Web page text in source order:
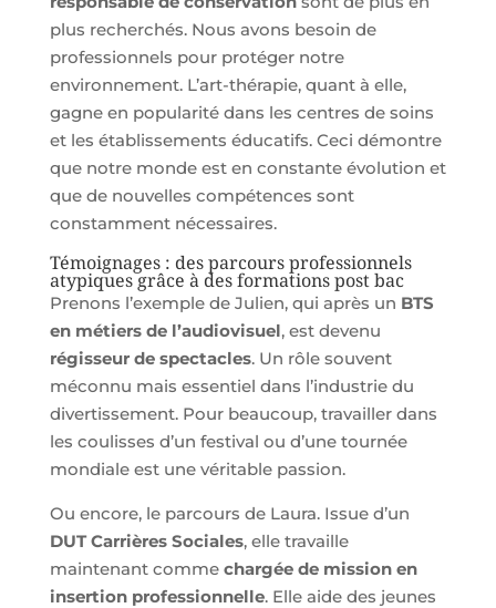
plus recherchés. Nous avons besoin de
professionnels pour protéger notre
environnement. L’art-thérapie, quant à elle,
gagne en popularité dans les centres de soins
et les établissements éducatifs. Ceci démontre
que notre monde est en constante évolution et
que de nouvelles compétences sont
constamment nécessaires.
Témoignages : des parcours professionnels
atypiques grâce à des formations post bac
Prenons l’exemple de Julien, qui après un BTS
en métiers de l’audiovisuel, est devenu
régisseur de spectacles. Un rôle souvent
méconnu mais essentiel dans l’industrie du
divertissement. Pour beaucoup, travailler dans
les coulisses d’un festival ou d’une tournée
mondiale est une véritable passion.
Ou encore, le parcours de Laura. Issue d’un
DUT Carrières Sociales, elle travaille
maintenant comme chargée de mission en
insertion professionnelle. Elle aide des jeunes